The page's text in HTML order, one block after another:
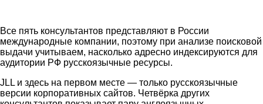
Все пять консультантов представляют в России
международные компании, поэтому при анализе поисковой
выдачи учитываем, насколько адресно индексируются для
аудитории РФ русскоязычные ресурсы.
JLL и здесь на первом месте — только русскоязычные
версии корпоративных сайтов. Четвёрка других